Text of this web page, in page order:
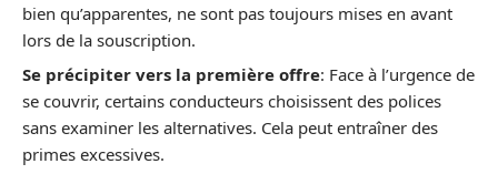
bien qu’apparentes, ne sont pas toujours mises en avant
lors de la souscription.
Se précipiter vers la première offre: Face à l’urgence de
se couvrir, certains conducteurs choisissent des polices
sans examiner les alternatives. Cela peut entraîner des
primes excessives.